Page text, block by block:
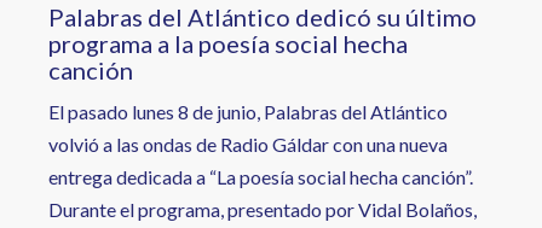
Palabras del Atlántico dedicó su último
programa a la poesía social hecha
canción
El pasado lunes 8 de junio, Palabras del Atlántico
volvió a las ondas de Radio Gáldar con una nueva
entrega dedicada a “La poesía social hecha canción”.
Durante el programa, presentado por Vidal Bolaños,